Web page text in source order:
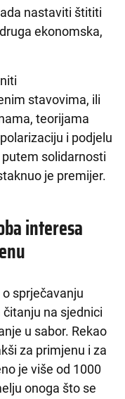
nastaviti štititi
ekonomska,
stavovima, ili
teorijama
i podjelu
solidarnosti
je premijer.
interesa
sprječavanju
na sjednici
u sabor. Rekao
za primjenu i za
je više od 1000
onoga što se